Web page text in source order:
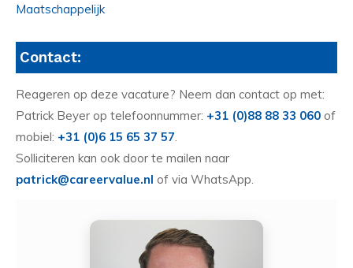
Maatschappelijk
Contact:
Reageren op deze vacature? Neem dan contact op met:
Patrick Beyer op telefoonnummer: +31 (0)88 88 33 060 of
mobiel: +31 (0)6 15 65 37 57
Solliciteren kan ook door te mailen naar
patrick@careervalue.nl of via WhatsApp.